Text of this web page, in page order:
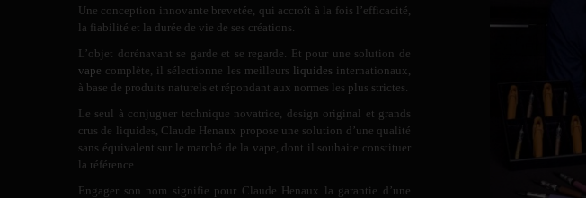
Une conception innovante brevetée, qui accroît à la fois l’efficacité,
la fiabilité et la durée de vie de ses créations.
L’objet dorénavant se garde et se regarde. Et pour une solution de
vape complète, il sélectionne les meilleurs liquidesinternationaux,
à base de produits naturels et répondant aux normes les plus strictes.
Le seul à conjuguer technique novatrice, design original et grands
crus de liquides, Claude Henaux propose une solution d’une qualité
sans équivalent sur le marché de la vape, dont il souhaite constituer
la référence.
Engager son nom signifie pour Claude Henaux la garantie d’une